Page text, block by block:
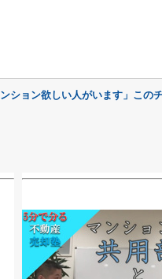
ンション欲しい人がいます」こ